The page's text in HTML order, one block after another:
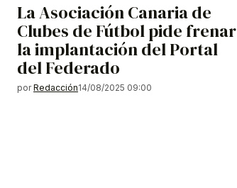
La Asociación Canaria de
Clubes de Fútbol pide frenar
la implantación del Portal
del Federado
por Redacción14/08/2025 09:00